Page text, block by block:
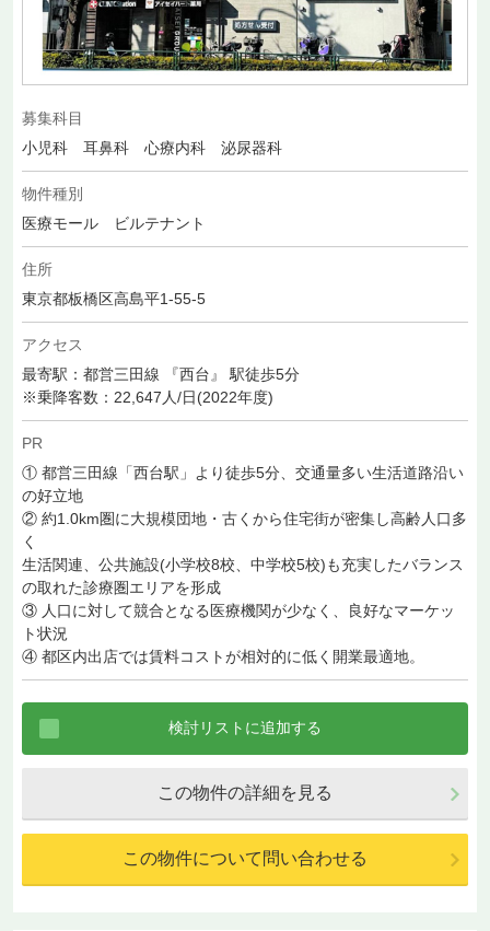
募集科目
小児科 耳鼻科 心療内科 泌尿器科
物件種別
医療モール ビルテナント
住所
東京都板橋区高島平1-55-5
アクセス
最寄駅：都営三田線 『西台』 駅徒歩5分
※乗降客数：22,647人/日(2022年度)
PR
① 都営三田線「西台駅」より徒歩5分、交通量多い生活道路沿い
の好立地
② 約1.0km圏に大規模団地・古くから住宅街が密集し高齢人口多
く
生活関連、公共施設(小学校8校、中学校5校)も充実したバランス
の取れた診療圏エリアを形成
③ 人口に対して競合となる医療機関が少なく、良好なマーケッ
ト状況
④ 都区内出店では賃料コストが相対的に低く開業最適地。
この物件の詳細を見る
この物件について問い合わせる